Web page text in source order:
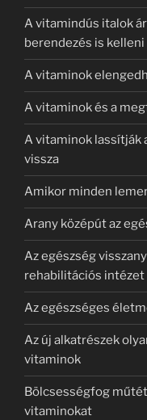
A vitamindús italok
berendezés is
A vitaminok
A vitaminok és a
A vitaminok lassítják
vissza
Amikor minden
Arany középút az
Az egészség
rehabilitációs intézet
Az egészséges
Az új alkatrészek
vitaminok
Bölcsességfog
vitaminokat